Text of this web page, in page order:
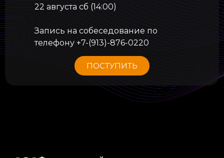
22 августа сб (14:00)
Запись на собеседование по
телефону +7-(913)-876-0220
ПОСТУПИТЬ